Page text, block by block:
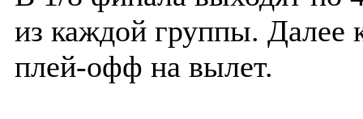
из каждой группы. Далее
плей-офф на вылет.